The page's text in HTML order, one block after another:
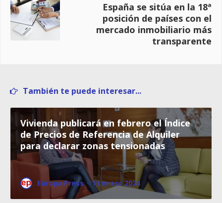
España se sitúa en la 18ª
posición de países con el
mercado inmobiliario más
transparente
También te puede interesar...
Vivienda publicará en febrero el Índice
de Precios de Referencia de Alquiler
para declarar zonas tensionadas
Europa Press · 11 enero 2024